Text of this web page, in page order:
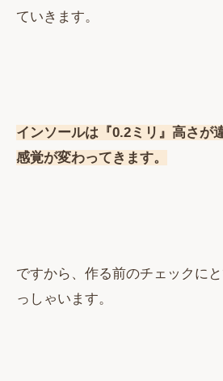
ていきます。
インソールは『0.2ミリ』高さが
感覚が変わってきます。
ですから、作る前のチェックに
っしゃいます。